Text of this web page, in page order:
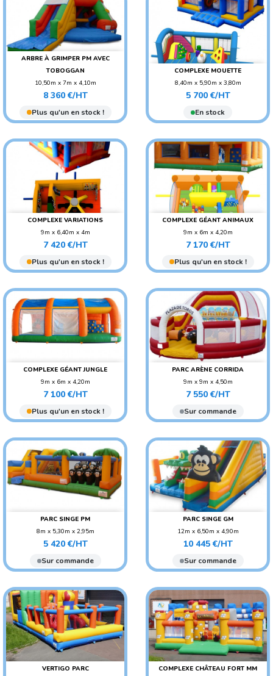
ARBRE À GRIMPER PM AVEC
TOBOGGAN
10,50m x 7m x 4,10m
POIDS : 360 KG
AGE CONSEILLÉ :
ADO/ADULTE
Prix
8 360 €/HT
Plus qu'un en stock !
COMPLEXE MOUETTE
8,40m x 5,90m x 3,80m
POIDS : 300 KG
AGE CONSEILLÉ : ENFANT
Prix
5 700 €/HT
En stock
COMPLEXE VARIATIONS
9m x 6,40m x 4m
POIDS : 430 KG
AGE CONSEILLÉ : ENFANT
Prix
7 420 €/HT
Plus qu'un en stock !
COMPLEXE GÉANT ANIMAUX
9m x 6m x 4,20m
POIDS : 400 KG
AGE CONSEILLÉ : ENFANT
Prix
7 170 €/HT
Plus qu'un en stock !
COMPLEXE GÉANT JUNGLE
9m x 6m x 4,20m
POIDS : 400 KG
AGE CONSEILLÉ : ENFANT
Prix
7 100 €/HT
Plus qu'un en stock !
PARC ARÈNE CORRIDA
9m x 9m x 4,50m
POIDS : 380 KG
AGE CONSEILLÉ : ENFANT
Prix
7 550 €/HT
Sur commande
PARC SINGE PM
8m x 5,30m x 2,95m
POIDS : 210 KG
AGE CONSEILLÉ : ENFANT
Prix
5 420 €/HT
Sur commande
PARC SINGE GM
12m x 6,50m x 4,90m
POIDS : 450 KG
AGE CONSEILLÉ : ENFANT
Prix
10 445 €/HT
Sur commande
VERTIGO PARC
COMPLEXE CHÂTEAU FORT MM